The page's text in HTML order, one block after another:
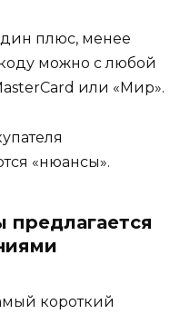
плюс, менее
можно с любой
или «Мир».
«нюансы».
предлагается
короткий